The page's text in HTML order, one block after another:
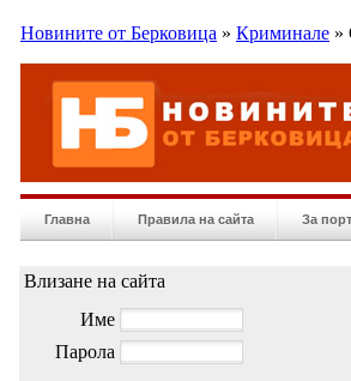
Новините от Берковица » Криминале »
Главна Правила на сайта За
Влизане на сайта
Име
Парола